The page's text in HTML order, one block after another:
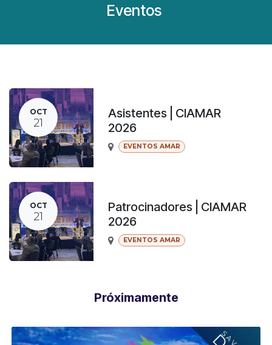
Eventos
OCT
21
Asistentes | CIAMAR
2026
EVENTOS AMAR
OCT
21
Patrocinadores | CIAMAR
2026
EVENTOS AMAR
Próximamente